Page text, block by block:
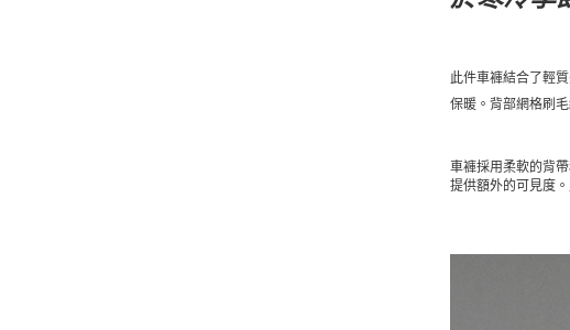
此件車褲結合了輕
保暖。背部網格刷
車褲採用柔軟的背
提供額外的可見度